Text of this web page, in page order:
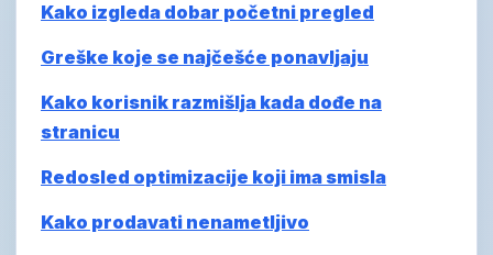
Kako izgleda dobar početni pregled
Greške koje se najčešće ponavljaju
Kako korisnik razmišlja kada dođe na
stranicu
Redosled optimizacije koji ima smisla
Kako prodavati nenametljivo